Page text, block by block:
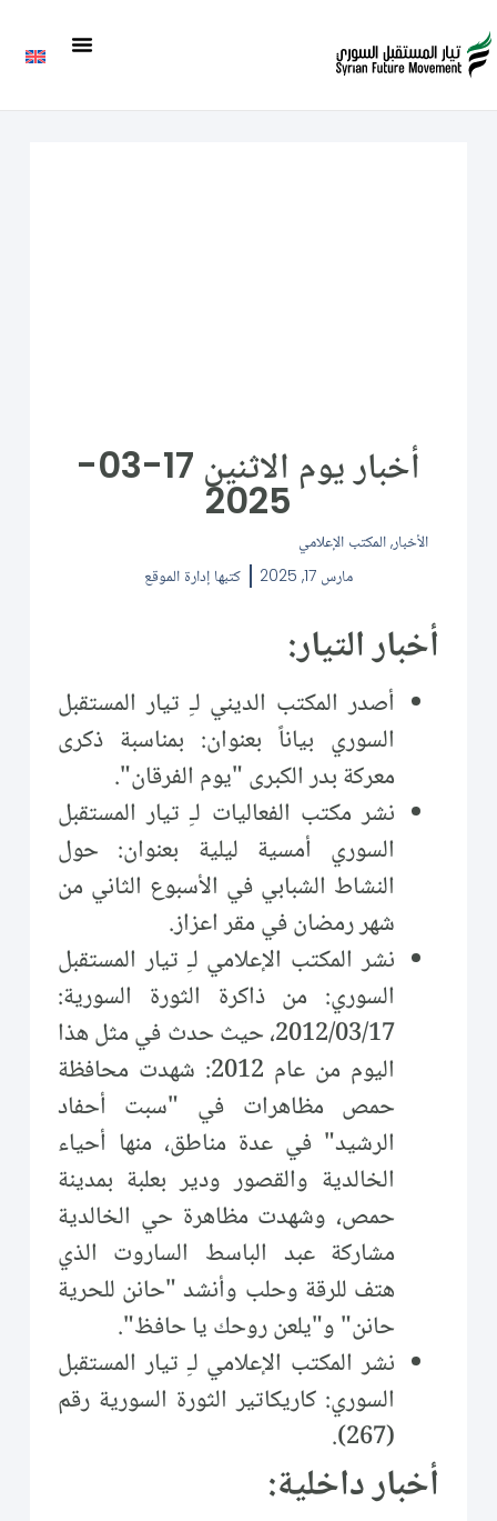
أخبار يوم الاثنين 17-03-
2025
الأخبار, المكتب الإعلامي
مارس 17, 2025
كتبها إدارة الموقع
أخبار التيار:
أصدر المكتب الديني لـِ تيار المستقبل
السوري بياناً بعنوان: بمناسبة ذكرى
معركة بدر الكبرى "يوم الفرقان".
نشر مكتب الفعاليات لـِ تيار المستقبل
السوري أمسية ليلية بعنوان: حول
النشاط الشبابي في الأسبوع الثاني من
شهر رمضان في مقر اعزاز.
نشر المكتب الإعلامي لـِ تيار المستقبل
السوري: من ذاكرة الثورة السورية:
2012/03/17، حيث حدث في مثل هذا
اليوم من عام 2012: شهدت محافظة
حمص مظاهرات في "سبت أحفاد
الرشيد" في عدة مناطق، منها أحياء
الخالدية والقصور ودير بعلبة بمدينة
حمص، وشهدت مظاهرة حي الخالدية
مشاركة عبد الباسط الساروت الذي
هتف للرقة وحلب وأنشد "حانن للحرية
حانن" و"يلعن روحك يا حافظ".
نشر المكتب الإعلامي لـِ تيار المستقبل
السوري: كاريكاتير الثورة السورية رقم
(267).
أخبار داخلية: